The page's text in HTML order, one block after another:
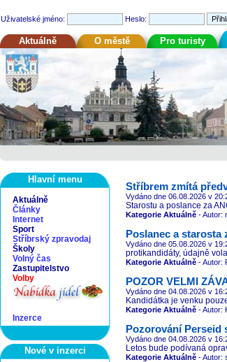
Uživatelské jméno: Heslo:
Aktuálně O městě Pro turisty
Hlavní menu
Aktuálně
Články
Internet
Sport
Stříbrský zpravodaj
Školy
Volný čas
Zastupitelstvo
Volby
Inzerce
Nové v inzerci
Stříbrem zmítá
Vydáno dne 06.08.2026 v
Starostu a poslance za
Kategorie Aktuálně - Autor:
Poslanec a starosta
Vydáno dne 05.08.2026 v
protikandidáty, údajně
Kategorie Aktuálně - Autor:
POZOR VELMI
Vydáno dne 04.08.2026 v
Kandidátka je venku
Kategorie Aktuálně - Autor:
Pozorování Perseid
Vydáno dne 04.08.2026 v
Letos bude podívaná
Kategorie Aktuálně - Autor: